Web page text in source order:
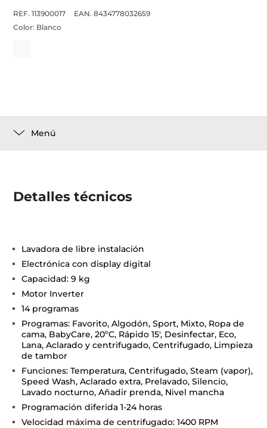
REF. 113900017
EAN. 8434778032659
Color: Blanco
Menú
Detalles técnicos
Lavadora de libre instalación
Electrónica con display digital
Capacidad: 9 kg
Motor Inverter
14 programas
Programas: Favorito, Algodón, Sport, Mixto, Ropa de
cama, BabyCare, 20ºC, Rápido 15', Desinfectar, Eco,
Lana, Aclarado y centrifugado, Centrifugado, Limpieza
de tambor
Funciones: Temperatura, Centrifugado, Steam (vapor),
Speed Wash, Aclarado extra, Prelavado, Silencio,
Lavado nocturno, Añadir prenda, Nivel mancha
Programación diferida 1-24 horas
Velocidad máxima de centrifugado: 1400 RPM